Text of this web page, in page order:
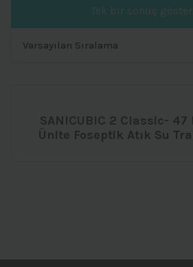
Tek bir sonuç
SANICUBIC 2 Classic-
Ünite Foseptik Atık Su